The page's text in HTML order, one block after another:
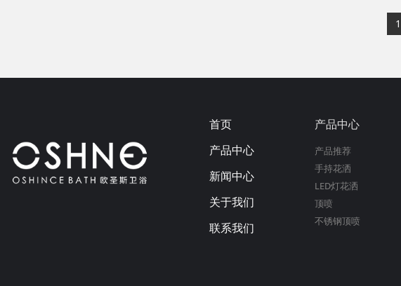
1
首页
产品中心
新闻中心
关于我们
联系我们
产品中心
产品推荐
手持花洒
LED灯花洒
顶喷
不锈钢顶喷